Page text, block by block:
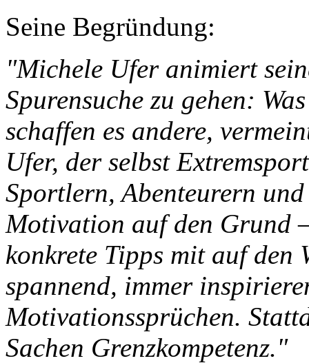
Seine Begründung:
"Michele Ufer animiert
Spurensuche zu gehen:
schaffen es andere,
Ufer, der selbst
Sportlern, Abenteurern
Motivation auf den Grund
konkrete Tipps mit auf den
spannend, immer
Motivationssprüchen.
Sachen Grenzkompetenz."